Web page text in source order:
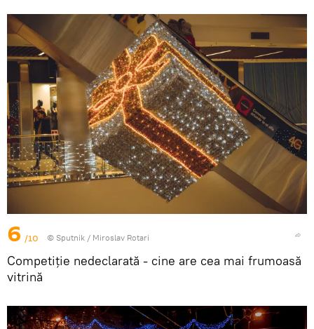
6 /10 © Sputnik / Miroslav Rotari
Competiție nedeclarată - cine are cea mai frumoasă
vitrină